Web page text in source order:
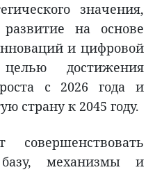
значения,
на основе
и цифровой
достижения
с 2026 года и
страну к 2045 году.
совершенствовать
базу, механизмы и